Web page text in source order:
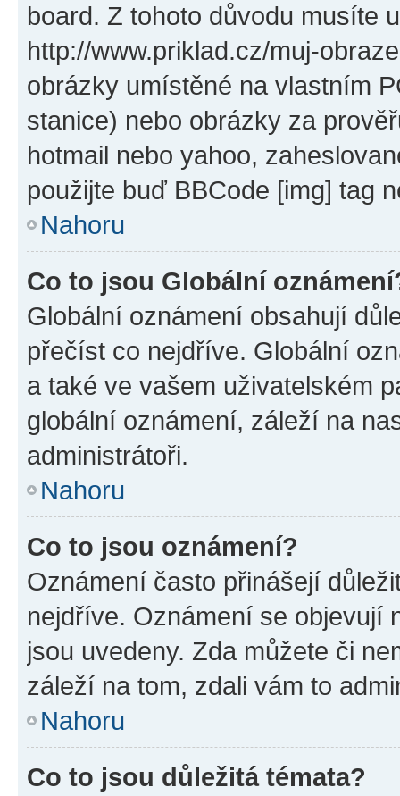
board. Z tohoto důvodu musíte
http://www.priklad.cz/muj-
obrázky umístěné na vlastním
stanice) nebo obrázky za
hotmail nebo yahoo,
použijte buď BBCode [img] tag
Nahoru
Co to jsou Globální
Globální oznámení obsahují
přečíst co nejdříve. Globální
a také ve vašem uživatelském
globální oznámení, záleží na
administrátoři.
Nahoru
Co to jsou oznámení?
Oznámení často přinášejí
nejdříve. Oznámení se objevují
jsou uvedeny. Zda můžete či
záleží na tom, zdali vám to
Nahoru
Co to jsou důležitá témata?